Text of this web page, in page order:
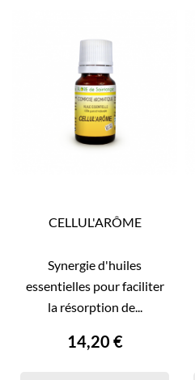
CELLUL'ARÔME
Synergie d'huiles
essentielles pour faciliter
la résorption de...
14,20 €